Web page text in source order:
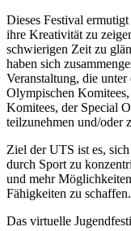
Dieses Festival
ihre Kreativität zu
schwierigen Zeit zu
haben sich
Veranstaltung, die
Olympischen
Komitees, der Special
teilzunehmen und/oder
Ziel der UTS ist es,
durch Sport zu
und mehr
Fähigkeiten zu schaffen.
Das virtuelle